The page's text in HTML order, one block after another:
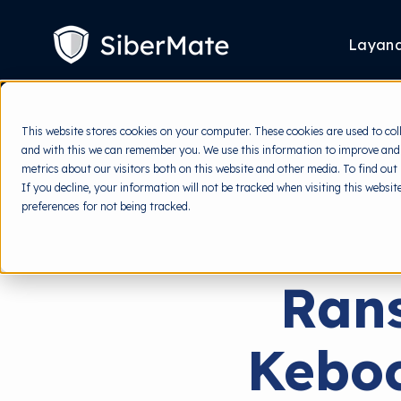
This website stores cookies on your computer. These cookies are used to
and with this we can remember you. We use this information to improve
metrics about our visitors both on this website and other media. To find
If you decline, your information will not be tracked when visiting this
preferences for not being tracked.
CONTENT